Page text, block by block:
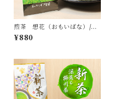
煎茶 想花（おもいばな）/深
蒸し掛川茶
¥880